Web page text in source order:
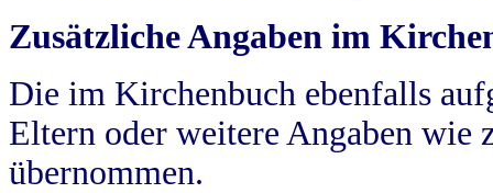
Zusätzliche Angaben im
Die im Kirchenbuch ebenfalls
Eltern oder weitere Angaben wie
übernommen.